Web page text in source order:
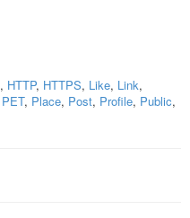
, HTTP, HTTPS, Like, Link,
PET, Place, Post, Profile, Public,